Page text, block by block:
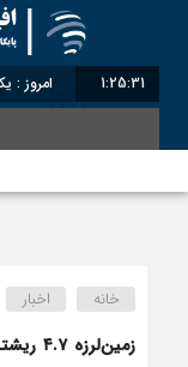
1:25:32 امروز : یکشنبه,
خانه اخبار